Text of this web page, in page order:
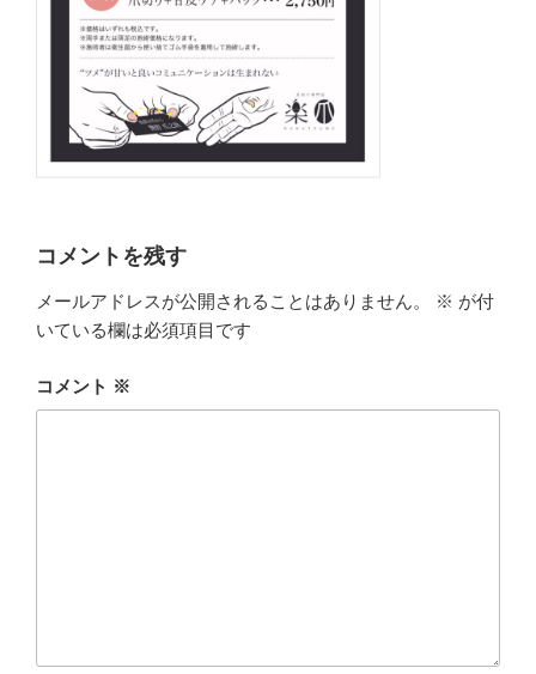
コメントを残す
メールアドレスが公開されることはありません。 ※ が付
いている欄は必須項目です
コメント ※